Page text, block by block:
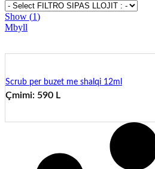
Show (1)
Mbyll
Scrub per buzet me shalqi 12ml
Çmimi: 590 L